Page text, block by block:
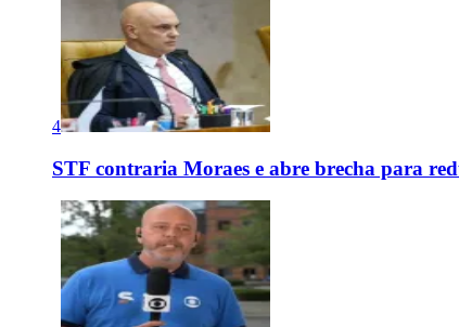
4
STF contraria Moraes e abre brecha para